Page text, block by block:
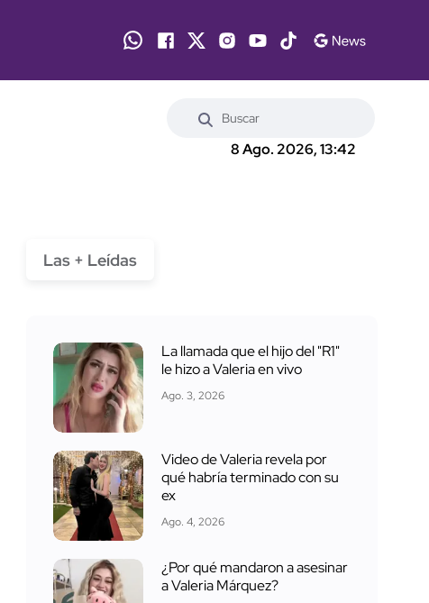
8 Ago. 2026, 13:42
Las + Leídas
La llamada que el hijo del "R1"
le hizo a Valeria en vivo
Ago. 3, 2026
Video de Valeria revela por
qué habría terminado con su
ex
Ago. 4, 2026
¿Por qué mandaron a asesinar
a Valeria Márquez?